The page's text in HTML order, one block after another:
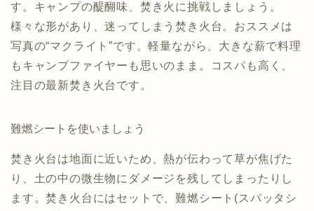
す。キャンプの醍醐味、焚き火に挑戦しましょう。
様々な形があり、迷ってしまう焚き火台。おススメは
写真の“マクライト”です。軽量ながら、大きな薪で料理
もキャンプファイヤーも思いのまま。コスパも高く、
注目の最新焚き火台です。
難燃シートを使いましょう
焚き火台は地面に近いため、熱が伝わって草が焦げた
り、土の中の微生物にダメージを残してしまったりし
ます。焚き火台にはセットで、難燃シート(スパッタシ